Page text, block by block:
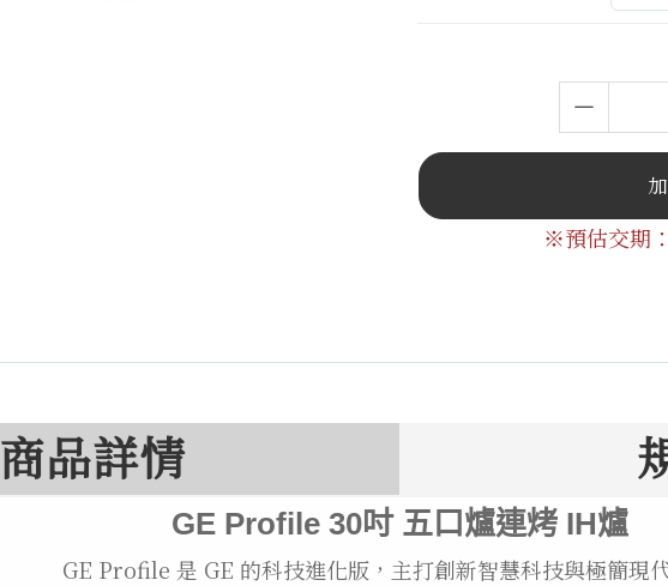
※預估交期
商品詳情
GE Profile 30吋 五口爐連烤 IH爐
GE Profile 是 GE 的科技進化版，主打創新智慧科技與極簡現